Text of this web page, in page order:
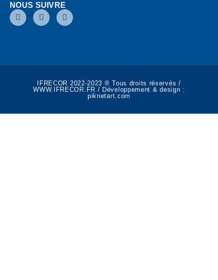
NOUS SUIVRE
IFRECOR 2022-2023 ® Tous droits réservés /
WWW.IFRECOR.FR / Développement & design :
piknetart.com​